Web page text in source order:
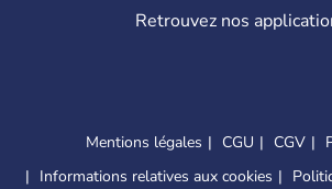
Retrouvez nos
Mentions légales CGU CGV
Informations relatives aux cookies